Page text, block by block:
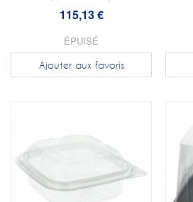
115,13 €
ÉPUISÉ
Ajouter aux favoris